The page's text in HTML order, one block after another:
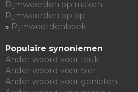
Rijmwoorden op maken
Rijmwoorden op op
» Rijmwoordenboek
Populaire synoniemen
Ander woord voor leuk
Ander woord voor bier
Ander woord voor genieten